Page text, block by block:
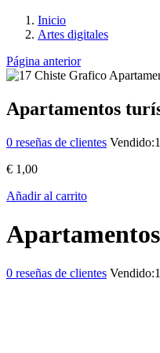
Inicio
Artes digitales
Página anterior
Apartamentos
0 reseñas de clientes Vendido:1
€ 1,00
Añadir al carrito
0 reseñas de clientes Vendido:1